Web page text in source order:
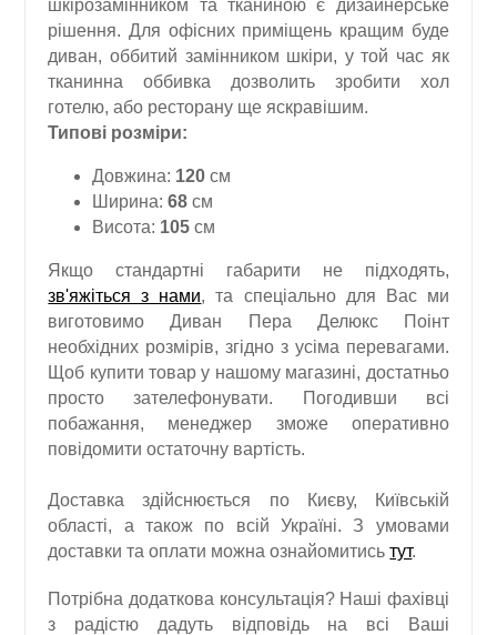
шкірозамінником та тканиною є дизайнерське
рішення. Для офісних приміщень кращим буде
диван, оббитий замінником шкіри, у той час як
тканинна оббивка дозволить зробити хол
готелю, або ресторану ще яскравішим.
Типові розміри:
Довжина: 120 см
Ширина: 68 см
Висота: 105 см
Якщо стандартні габарити не підходять,
зв'яжіться з нами, та спеціально для Вас ми
виготовимо Диван Пера Делюкс Поінт
необхідних розмірів, згідно з усіма перевагами.
Щоб купити товар у нашому магазині, достатньо
просто зателефонувати. Погодивши всі
побажання, менеджер зможе оперативно
повідомити остаточну вартість.
Доставка здійснюється по Києву, Київській
області, а також по всій Україні. З умовами
доставки та оплати можна ознайомитисьтут.
Потрібна додаткова консультація? Наші фахівці
з радістю дадуть відповідь на всі Ваші